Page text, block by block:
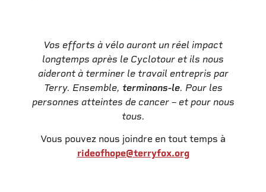
Vos efforts à vélo auront un réel impact
longtemps après le Cyclotour et ils nous
aideront à terminer le travail entrepris par
Terry. Ensemble, terminons-le. Pour les
personnes atteintes de cancer – et pour nous
tous.
Vous pouvez nous joindre en tout temps à
rideofhope@terryfox.org